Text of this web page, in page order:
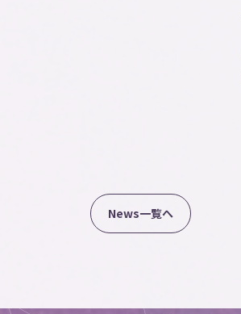
News一覧へ